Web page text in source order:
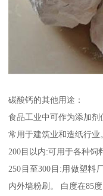
碳酸钙的其他用途：
食品工业中可作为添加剂
常用于建筑业和造纸行业
200目以内:可用于各种饲
250目至300目:用做塑料
内外墙粉刷。 白度在85度